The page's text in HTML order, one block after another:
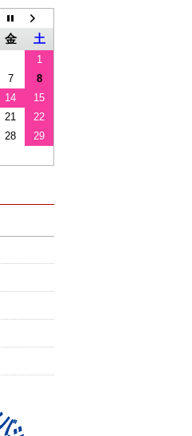
金 土
1
7
8
14
15
21
22
28
29